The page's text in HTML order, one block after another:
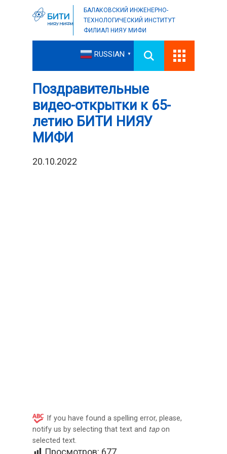
БАЛАКОВСКИЙ ИНЖЕНЕРНО-
ТЕХНОЛОГИЧЕСКИЙ ИНСТИТУТ
ФИЛИАЛ НИЯУ МИФИ
RUSSIAN ▼
Поздравительные
видео-открытки к 65-
летию БИТИ НИЯУ
МИФИ
20.10.2022
If you have found a spelling error, please,
notify us by selecting that text and tapon
selected text.
Просмотров: 677